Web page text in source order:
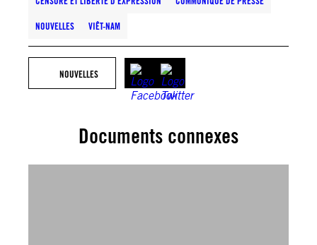
NOUVELLES VIÊT-NAM
NOUVELLES
Documents connexes